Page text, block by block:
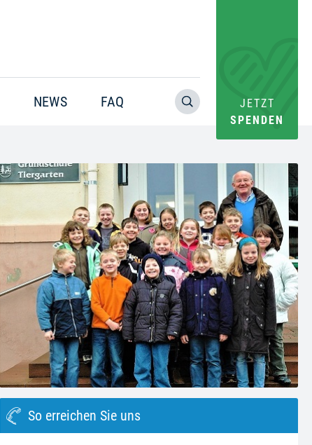
NEWS FAQ
JETZT
SPENDEN
Warning
: Trying to access array offset on value of type bool in
/home/pacs/tgr09/users/website/doms/www.helfen-
hilft.de/htdocs-ssl/app/plugins/oxygen/component-
framework/components/classes/code-
block.class.php(133) : eval()'d code
on line
So erreichen Sie uns